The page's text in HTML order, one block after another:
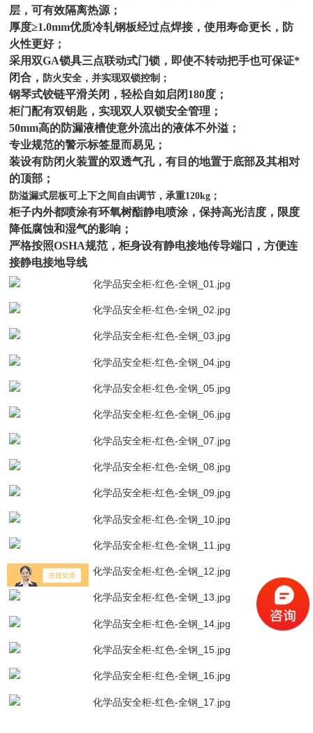
层，可有效隔离热源；
厚度≥1.0mm优质冷轧钢板经过点焊接，使用寿命更长，防
火性更好；
采用双GA锁具三点联动式门锁，即使不转动把手也可保证*
闭合， 防火安全，并实现双锁控制；
钢琴式铰链平滑关闭，轻松自如启闭180度；
柜门配有双钥匙，实现双人双锁安全管理；
50mm高的防漏液槽使意外流出的液体不外溢；
专业规范的警示标签显而易见；
装设有防闭火装置的双透气孔，有目的地置于底部及其相对
的顶部；
防溢漏式层板可上下之间自由调节，承重120kg；
柜子内外都喷涂有环氧树酯静电喷涂，保持高光洁度，限度
降低腐蚀和湿气的影响；
严格按照OSHA规范，柜身设有静电接地传导端口，方便连
接静电接地导线